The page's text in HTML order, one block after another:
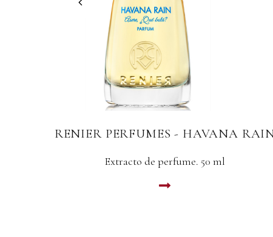
RENIER PERFUMES - GENIUS
Edición especial. Extracto de perfume. 50 ml
LEER MAS